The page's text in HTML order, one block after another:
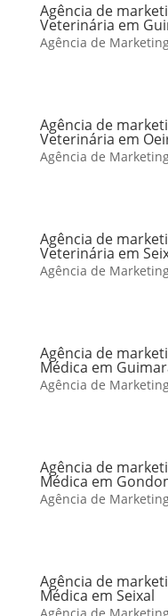
Agência de
Veterinária em
Agência de
Agência de
Veterinária em
Agência de
Agência de
Veterinária em
Agência de
Agência de
Médica em
Agência de
Agência de
Médica em
Agência de
Agência de
Médica em Seixal